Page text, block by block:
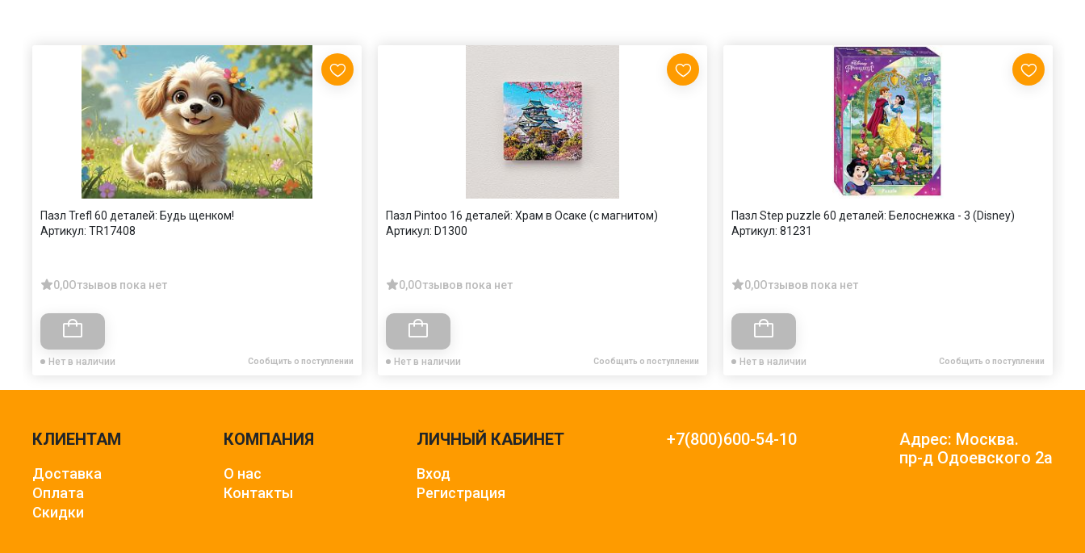
Пазл Trefl 60 деталей: Будь щенком!
Артикул: TR17408
0,0Отзывов пока нет
Нет в наличии Сообщить о поступлении
Пазл Pintoo 16 деталей: Храм в Осаке (с магнитом)
Артикул: D1300
0,0Отзывов пока нет
Нет в наличии Сообщить о поступлении
Пазл Step puzzle 60 деталей: Белоснежка - 3 (Disney)
Артикул: 81231
0,0Отзывов пока нет
Нет в наличии Сообщить о поступлении
КЛИЕНТАМ
Доставка
Оплата
Скидки
КОМПАНИЯ
О нас
Контакты
ЛИЧНЫЙ КАБИНЕТ
Вход
Регистрация
+7(800)600-54-10
Адрес: Москва.
пр-д Одоевского 2а